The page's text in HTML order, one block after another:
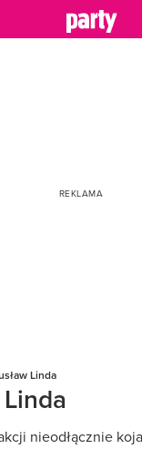
Linda
nieodłącznie